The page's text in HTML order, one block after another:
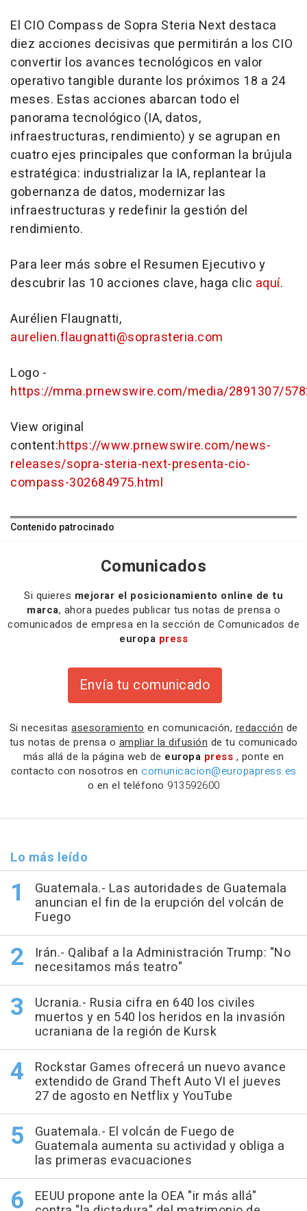
El CIO Compass de Sopra Steria Next destaca
diez acciones decisivas que permitirán a los CIO
convertir los avances tecnológicos en valor
operativo tangible durante los próximos 18 a 24
meses. Estas acciones abarcan todo el
panorama tecnológico (IA, datos,
infraestructuras, rendimiento) y se agrupan en
cuatro ejes principales que conforman la brújula
estratégica: industrializar la IA, replantear la
gobernanza de datos, modernizar las
infraestructuras y redefinir la gestión del
rendimiento.
Para leer más sobre el Resumen Ejecutivo y
descubrir las 10 acciones clave, haga clic aquí.
Aurélien Flaugnatti,
aurelien.flaugnatti@soprasteria.com
Logo -
https://mma.prnewswire.com/media/2891307/
View original
content:https://www.prnewswire.com/news-
releases/sopra-steria-next-presenta-cio-
compass-302684975.html
Contenido patrocinado
Comunicados
Si quieres mejorar el posicionamiento online de tu
marca, ahora puedes publicar tus notas de prensa o
comunicados de empresa en la sección de Comunicados de
europa press
Envía tu comunicado
Si necesitas asesoramiento en comunicación, redacción de
tus notas de prensa o ampliar la difusión de tu comunicado
más allá de la página web de europa press , ponte en
contacto con nosotros en comunicacion@europapress.es
o en el teléfono 913592600
Lo más leído
Guatemala.- Las autoridades de Guatemala
anuncian el fin de la erupción del volcán de
Fuego
Irán.- Qalibaf a la Administración Trump: "No
necesitamos más teatro"
Ucrania.- Rusia cifra en 640 los civiles
muertos y en 540 los heridos en la invasión
ucraniana de la región de Kursk
Rockstar Games ofrecerá un nuevo avance
extendido de Grand Theft Auto VI el jueves
27 de agosto en Netflix y YouTube
Guatemala.- El volcán de Fuego de
Guatemala aumenta su actividad y obliga a
las primeras evacuaciones
EEUU propone ante la OEA "ir más allá"